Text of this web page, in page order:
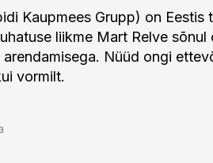
Kaupmees Grupp) on
liikme Mart Relve
Nüüd ongi
vormilt.